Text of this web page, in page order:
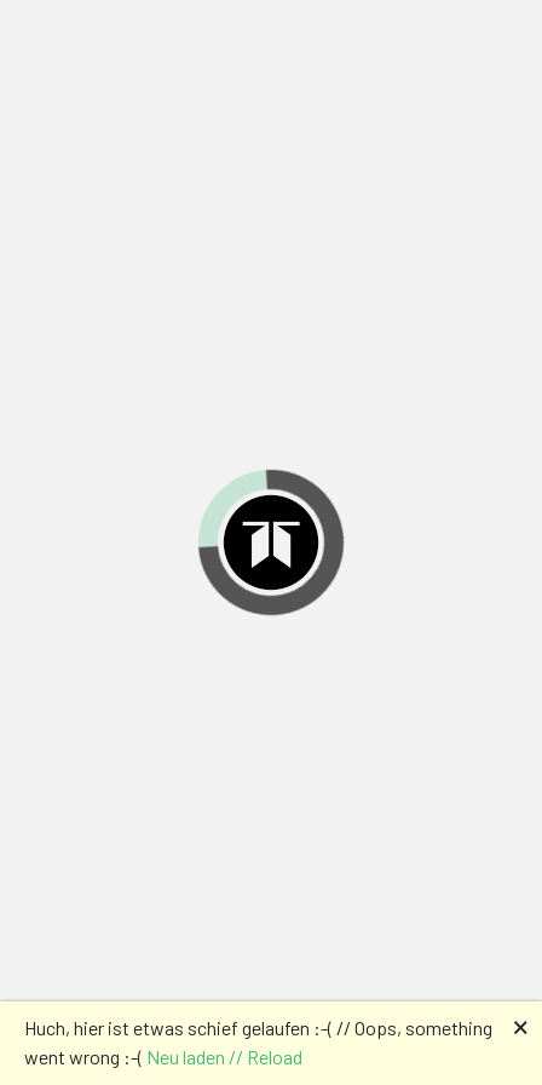
Huch, hier ist etwas schief gelaufen :-( // Oops, something
went wrong :-( Neu laden // Reload
🗙